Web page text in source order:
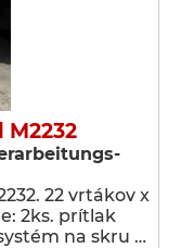
22 vrtákov x
2ks. prítlak
na skru …